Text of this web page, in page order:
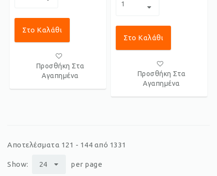
Στο Καλάθι
Προσθήκη Στα
Αγαπημένα
Στο Καλάθι
Προσθήκη Στα
Αγαπημένα
Αποτελέσματα 121 - 144 από 1331
Show: 24 per page